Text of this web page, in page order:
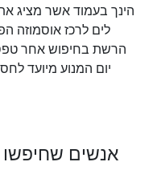
הינך בעמוד אשר מציג
לים לרכז אוסמוזה
הרשת בחיפוש אחר
יום המנוע מיועד
אנשים שחיפשו